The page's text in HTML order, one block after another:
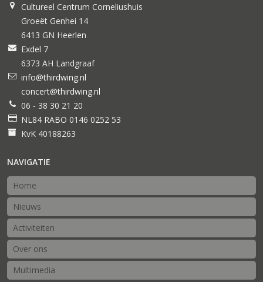
Cultureel Centrum Corneliushuis
Groeët Genhei 14
6413 GN Heerlen
Exdel 7
6373 AH Landgraaf
info@thirdwing.nl
concert@thirdwing.nl
06 - 38 30 21 20
NL84 RABO 0146 0252 53
KvK 40188263
NAVIGATIE
Home
Nieuws
Activiteiten
Over ons
Multimedia